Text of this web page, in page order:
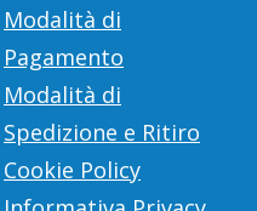
Modalità di
Pagamento
Modalità di
Spedizione e Ritiro
Cookie Policy